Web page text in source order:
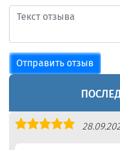
Отправить отзыв
Оценка